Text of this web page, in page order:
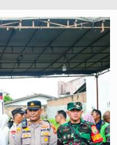
Gelar Lomba
Jadi
HIV/AIDS di
Real Betis pada